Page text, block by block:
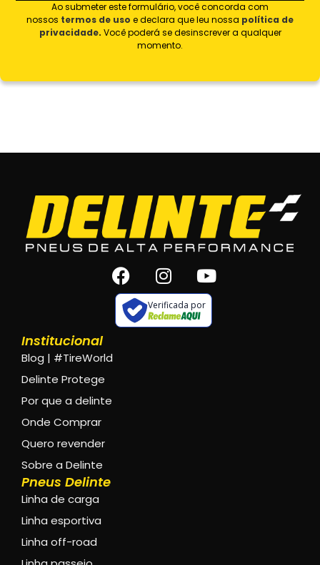
Ao submeter este formulário, você concorda com
nossos termos de uso e declara que leu nossa política de
privacidade. Você poderá se desinscrever a qualquer
momento.
Verificada por
Institucional
Blog | #TireWorld
Delinte Protege
Por que a delinte
Onde Comprar
Quero revender
Sobre a Delinte
Pneus Delinte
Linha de carga
Linha esportiva
Linha off-road